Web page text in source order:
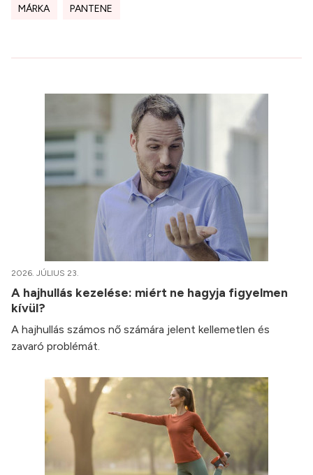
MÁRKA PANTENE
2026. JÚLIUS 23.
A hajhullás kezelése: miért ne hagyja figyelmen
kívül?
A hajhullás számos nő számára jelent kellemetlen és
zavaró problémát.